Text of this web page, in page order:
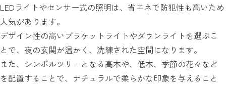
LEDライトやセンサー式の照明は、省エネで防犯性も高いため
人気があります。
デザイン性の高いブラケットライトやダウンライトを選ぶこ
とで、夜の玄関が温かく、洗練された空間になります。
また、シンボルツリーとなる高木や、低木、季節の花々など
を配置することで、ナチュラルで柔らかな印象を与えること